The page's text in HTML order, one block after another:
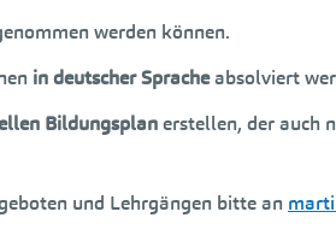
werden können.
in deutscher Spracheabsolviert
Bildungsplanerstellen, der auch
und Lehrgängen bitte an